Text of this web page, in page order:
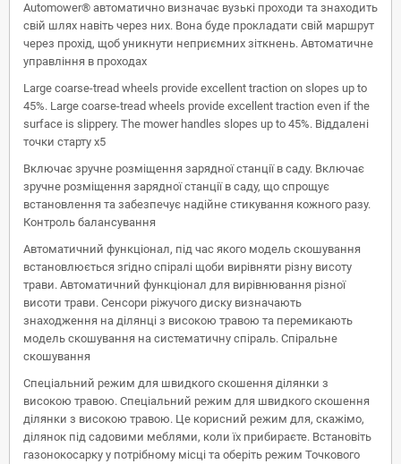
Automower® автоматично визначає вузькі проходи та знаходить
свій шлях навіть через них. Вона буде прокладати свій маршрут
через прохід, щоб уникнути неприємних зіткнень. Автоматичне
управління в проходах
Large coarse-tread wheels provide excellent traction on slopes up to
45%. Large coarse-tread wheels provide excellent traction even if the
surface is slippery. The mower handles slopes up to 45%. Віддалені
точки старту x5
Включає зручне розміщення зарядної станції в саду. Включає
зручне розміщення зарядної станції в саду, що спрощує
встановлення та забезпечує надійне стикування кожного разу.
Контроль балансування
Автоматичний функціонал, під час якого модель скошування
встановлюється згідно спіралі щоби вирівняти різну висоту
трави. Автоматичний функціонал для вирівнювання різної
висоти трави. Сенсори ріжучого диску визначають
знаходження на ділянці з високою травою та перемикають
модель скошування на систематичну спіраль. Спіральне
скошування
Спеціальний режим для швидкого скошення ділянки з
високою травою. Спеціальний режим для швидкого скошення
ділянки з високою травою. Це корисний режим для, скажімо,
ділянок під садовими меблями, коли їх прибираєте. Встановіть
газонокосарку у потрібному місці та оберіть режим Точкового